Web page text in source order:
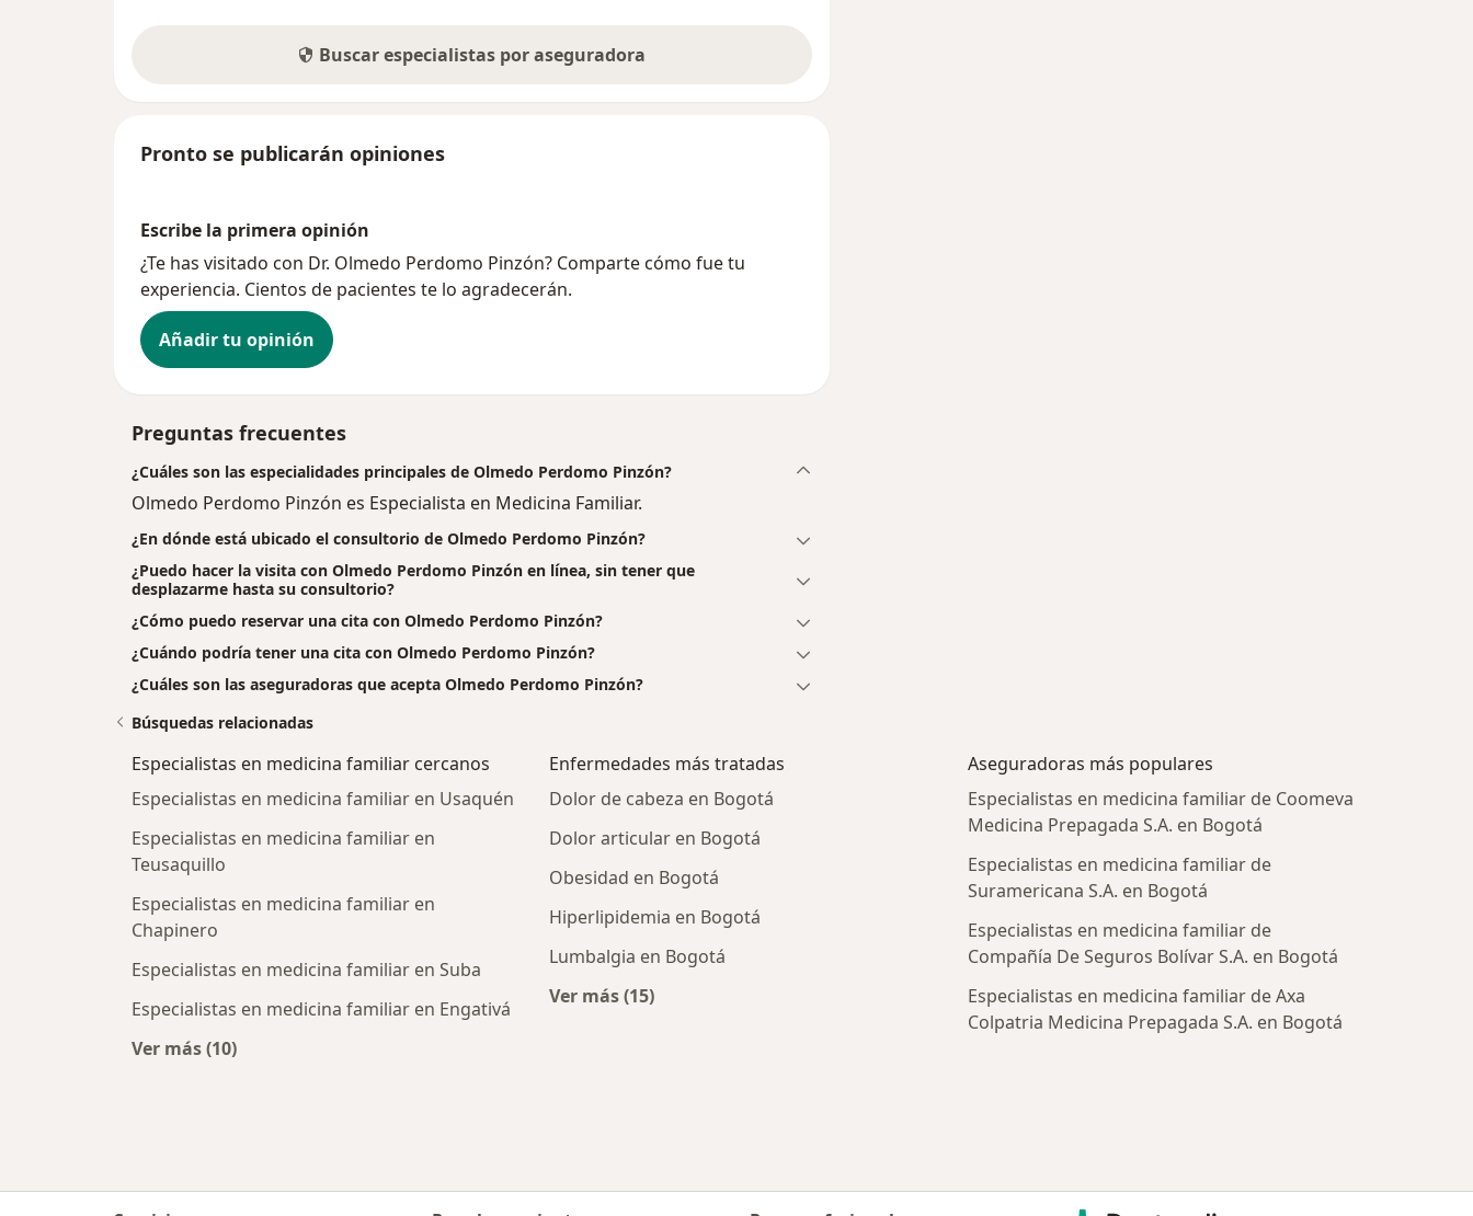
Buscar especialistas por aseguradora
Pronto se publicarán opiniones
Escribe la primera opinión
¿Te has visitado con Dr. Olmedo Perdomo Pinzón? Comparte cómo fue tu
experiencia. Cientos de pacientes te lo agradecerán.
Añadir tu opinión
Preguntas frecuentes
¿Cuáles son las especialidades principales de Olmedo Perdomo Pinzón?
Olmedo Perdomo Pinzón es Especialista en Medicina Familiar.
¿En dónde está ubicado el consultorio de Olmedo Perdomo Pinzón?
¿Puedo hacer la visita con Olmedo Perdomo Pinzón en línea, sin tener que
desplazarme hasta su consultorio?
¿Cómo puedo reservar una cita con Olmedo Perdomo Pinzón?
¿Cuándo podría tener una cita con Olmedo Perdomo Pinzón?
¿Cuáles son las aseguradoras que acepta Olmedo Perdomo Pinzón?
Búsquedas relacionadas
Especialistas en medicina familiar cercanos
Especialistas en medicina familiar en Usaquén
Especialistas en medicina familiar en
Teusaquillo
Especialistas en medicina familiar en
Chapinero
Especialistas en medicina familiar en Suba
Especialistas en medicina familiar en Engativá
Ver más (10)
Enfermedades más tratadas
Dolor de cabeza en Bogotá
Dolor articular en Bogotá
Obesidad en Bogotá
Hiperlipidemia en Bogotá
Lumbalgia en Bogotá
Ver más (15)
Más en esta categoría: Enfermedades más tratadas
Aseguradoras más populares
Especialistas en medicina familiar de Coomeva
Medicina Prepagada S.A. en Bogotá
Especialistas en medicina familiar de
Suramericana S.A. en Bogotá
Especialistas en medicina familiar de
Compañía De Seguros Bolívar S.A. en Bogotá
Especialistas en medicina familiar de Axa
Colpatria Medicina Prepagada S.A. en Bogotá